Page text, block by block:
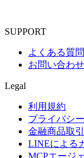
SUPPORT
よくある質問
お問い合わせ
Legal
利用規約
プライバシ
金融商品取
LINEによる
MCPエージ